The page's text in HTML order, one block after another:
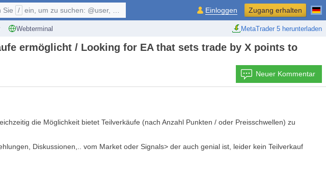
Webterminal MetaTrader 5 herunterladen
Sie / ein, um zu suchen: @user, $symbol, ... Einloggen Zugang erhalten
ermöglicht / Looking for EA that sets trade by X points to
Neuer Kommentar
die Möglichkeit bietet Teilverkäufe (nach Anzahl Punkten / oder Preisschwellen) zu
Diskussionen,.. vom Market oder Signals> der auch genial ist, leider kein Teilverkauf